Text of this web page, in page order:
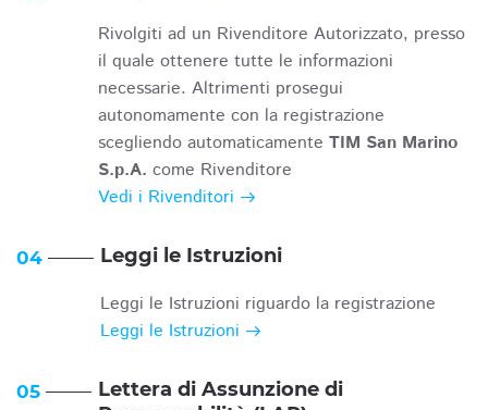
Rivolgiti ad un Rivenditore Autorizzato, presso
il quale ottenere tutte le informazioni
necessarie. Altrimenti prosegui
autonomamente con la registrazione
scegliendo automaticamente TIM San Marino
S.p.A. come Rivenditore
Vedi i Rivenditori
04 Leggi le Istruzioni
Leggi le Istruzioni riguardo la registrazione
Leggi le Istruzioni
05
Lettera di Assunzione di